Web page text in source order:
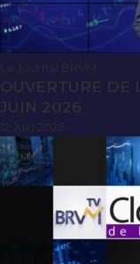
Le Journal BRVM
OUVERTURE DE
JUIN 2026